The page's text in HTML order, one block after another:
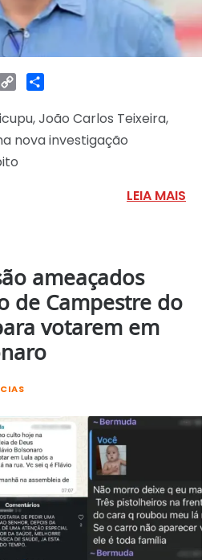
Copy
João Carlos Teixeira,
nova investigação
LEIA MAIS
ameaçados
de Campestre do
votarem em